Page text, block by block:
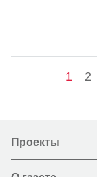
1 2
Проекты